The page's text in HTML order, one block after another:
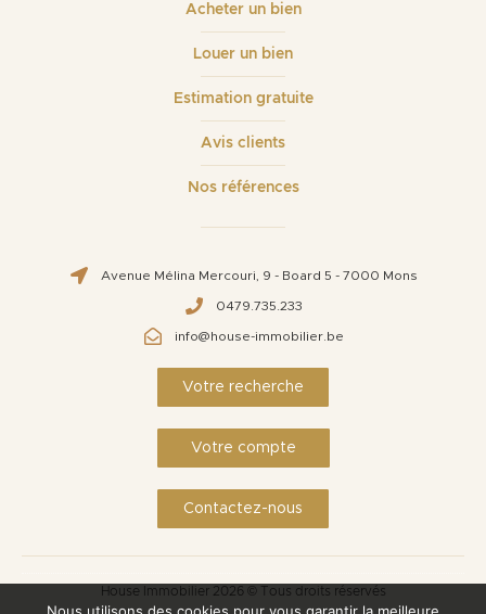
Acheter un bien
Louer un bien
Estimation gratuite
Avis clients
Nos références
Avenue Mélina Mercouri, 9 - Board 5 - 7000 Mons
0479.735.233
info@house-immobilier.be
Votre recherche
Votre compte
Contactez-nous
House Immobilier 2026 © Tous droits réservés